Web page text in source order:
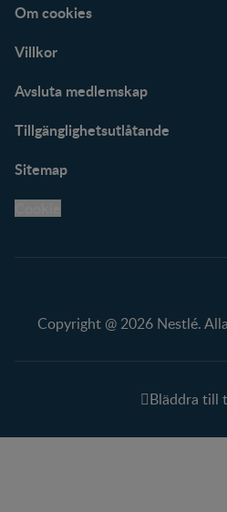
Om cookies
Villkor
Avsluta medlemskap
Tillgänglighetsutlåtande
Sitemap
Copyright @ 2026 Nestlé.
Bläddra till